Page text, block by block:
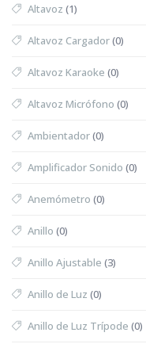
Altavoz (1)
Altavoz Cargador(0)
Altavoz Karaoke (0)
Altavoz Micrófono (0)
Ambientador(0)
Amplificador Sonido (0)
Anemómetro (0)
Anillo (0)
Anillo Ajustable (3)
Anillo de Luz (0)
Anillo de Luz Trípode (0)